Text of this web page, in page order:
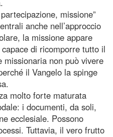
missione”
anche nell’approccio
la missione appare
di ricomporre tutto il
non può vivere
il Vangelo la spinge
molto forte maturata
i documenti, da soli,
ecclesiale. Possono
Tuttavia, il vero frutto